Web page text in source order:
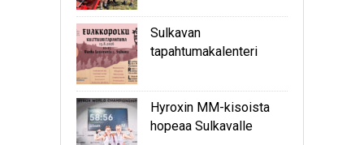
Sulkavan
tapahtumakalenteri
Hyroxin MM-kisoista
hopeaa Sulkavalle